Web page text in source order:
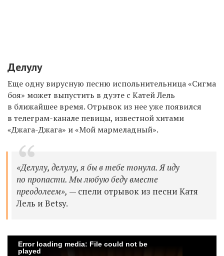
Делулу
Еще одну вирусную песню испольнительница «Сигма
боя» может выпустить в дуэте с Катей Лель
в ближайшее время. Отрывок из нее уже появился
в телеграм-канале певицы, известной хитами
«Джага-Джага» и «Мой мармеладный».
«Делулу, делулу, я бы в тебе тонула. Я иду
по пропасти. Мы любую беду вместе
преодолеем», — спели отрывок из песни Катя
Лель и Betsy.
Error loading media: File could not be
played